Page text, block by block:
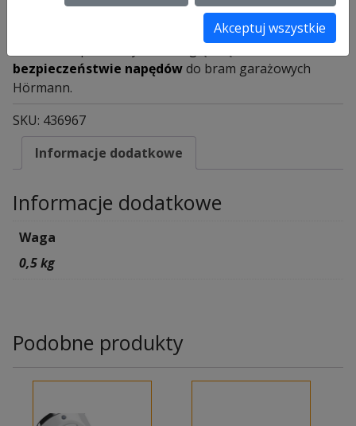
Dodatkowo sprawdź nasząofertę innych akcesoriów
Ponadto zapraszamy też do oglądnięciafilmu o
bezpieczeństwie napędówdo bram garażowych
Hörmann.
SKU: 436967
Informacje dodatkowe
Informacje dodatkowe
Waga
0,5 kg
Podobne produkty
Akceptuj wszystkie